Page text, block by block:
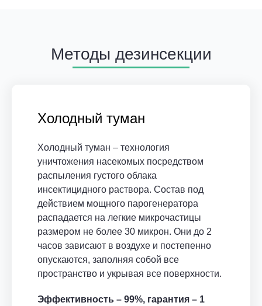
Методы дезинсекции
Холодный туман
Холодный туман – технология
уничтожения насекомых посредством
распыления густого облака
инсектицидного раствора. Состав под
действием мощного парогенератора
распадается на легкие микрочастицы
размером не более 30 микрон. Они до 2
часов зависают в воздухе и постепенно
опускаются, заполняя собой все
пространство и укрывая все поверхности.
Эффективность – 99%, гарантия – 1